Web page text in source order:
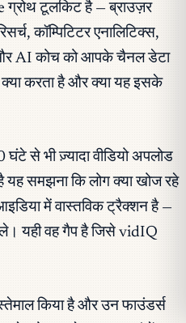
टूलकिट है — ब्राउज़र
कॉम्पिटिटर एनालिटिक्स,
AI कोच को आपके चैनल डेटा
करता है और क्या यह इसके
से भी ज़्यादा वीडियो अपलोड
समझना कि लोग क्या खोज रहे
में वास्तविक ट्रैक्शन है —
यही वह गैप है जिसे vidIQ
किया है और उन फाउंडर्स